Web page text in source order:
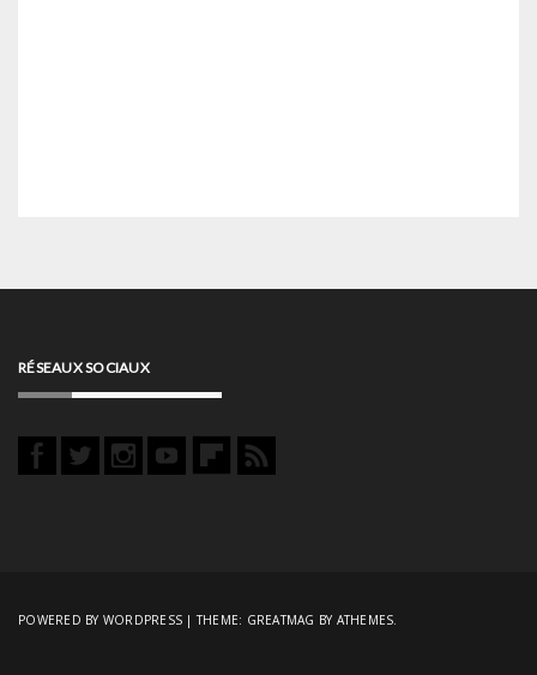
RÉSEAUX SOCIAUX
POWERED BY WORDPRESS |THEME: GREATMAG BY ATHEMES.